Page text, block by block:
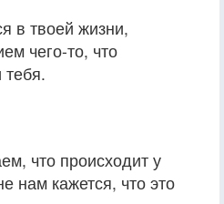
в твоей жизни,
чего-то, что
тебя.
что происходит у
нам кажется, что это